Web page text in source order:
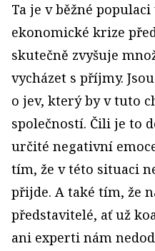
Ta je v běžné
ekonomické krize
skutečně zvyšuje
vycházet s příjmy.
o jev, který by v tuto
společností. Čili je to
určité negativní
tím, že v této situaci
přijde. A také tím, že
představitelé, ať už
ani experti nám